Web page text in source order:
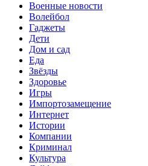
Военные новости
Волейбол
Гаджеты
Дети
Дом и сад
Еда
Звёзды
Здоровье
Игры
Импортозамещение
Интернет
Истории
Компании
Криминал
Культура